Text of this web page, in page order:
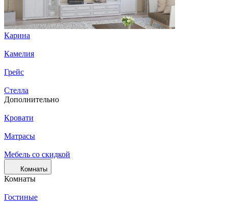
Карина
Камелия
Грейс
Стелла
Дополнительно
Кровати
Матрасы
Мебель со скидкой
Комнаты
Комнаты
Гостиные